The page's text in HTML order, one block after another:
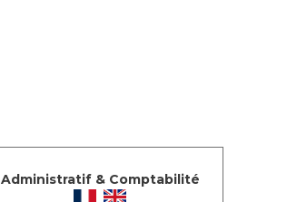
Administratif & Comptabilité